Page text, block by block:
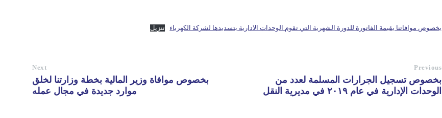
بخصوص موافاتنا بقيمة الفاتورة للدورة الشهرية التي تقوم الوحدات الادارية بتسديدها لشركة الكهرباء تنزيل
Previous
بخصوص تسجيل الجرارات المسلمة لعدد من
الوحدات الإدارية في عام ٢٠١٩ في مديرية النقل
Next
بخصوص موافاة وزير المالية بخطة وزارتنا لخلق
موارد جديدة في مجال عمله